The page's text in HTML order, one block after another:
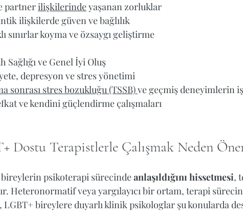
partner ilişkilerinde yaşanan zorluklar
ilişkilerde güven ve bağlılık
sınırlar koyma ve özsaygı geliştirme
Sağlığı ve Genel İyi Oluş
depresyon ve stres yönetimi
sonrası stres bozukluğu (TSSB) ve geçmiş deneyimlerin
ve kendini güçlendirme çalışmaları
Dostu Terapistlerle Çalışmak Neden
bireylerin psikoterapi sürecinde anlaşıldığını hissetmesi,
Heteronormatif veya yargılayıcı bir ortam, terapi
LGBT+ bireylere duyarlı klinik psikologlar şu konularda